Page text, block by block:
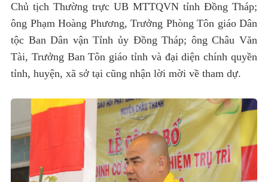
Chủ tịch Thường trực UB MTTQVN tỉnh Đồng Tháp;
ông Phạm Hoàng Phương, Trưởng Phòng Tôn giáo Dân
tộc Ban Dân vận Tỉnh ủy Đồng Tháp; ông Châu Văn
Tài, Trưởng Ban Tôn giáo tỉnh và đại diện chính quyền
tỉnh, huyện, xã sở tại cũng nhận lời mời về tham dự.